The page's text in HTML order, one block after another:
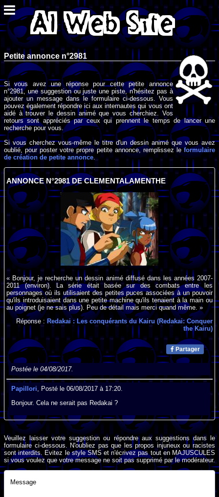
Petite annonce n°2981
Si vous avez une réponse pour cette petite annonce
n°2981, une suggestion ou juste une piste, n'hésitez pas à
ajouter un message dans le formulaire ci-dessous. Vous
pouvez également répondre ici aux internautes qui vous ont
aidé à trouver le dessin animé que vous cherchiez. Vos
retours sont appréciés par ceux qui prennent le temps de lancer une
recherche pour vous.
Si vous cherchez vous-même le titre d'un dessin animé que vous avez
oublié, pour poster votre propre petite annonce, remplissez leformulaire
de création de petite annonce .
ANNONCE N°2981 DE CLEMENTALAMENTHE
« Bonjour, je recherche un dessin animé diffusé dans les années 2007-
2011 (environ). La série était basée sur des combats entre les
personnages où ils utilisaient des petites puces associées à un pouvoir
qu'ils introduisaient dans une petite machine qu'ils tenaient à la main ou
au poignet (je ne sais plus). Peu de détail mais merci quand même. »
Réponse : Redakai : Les conquérants du Kairu (Redakai: Conquer
the Kairu)
Partager
Postée le 04/08/2017.
Papillori, Posté le 06/08/2017 à 17:20.
Bonjour. Cela ne serait pas Redakai ?
Veuillez laisser votre suggestion ou répondre aux suggestions dans le
formulaire ci-dessous. N'oubliez pas que les propos injurieux ou racistes
sont interdits. Evitez le style SMS et n'écrivez pas tout en MAJUSCULES
si vous voulez que votre message ne soit pas supprimé par le modérateur.
Message